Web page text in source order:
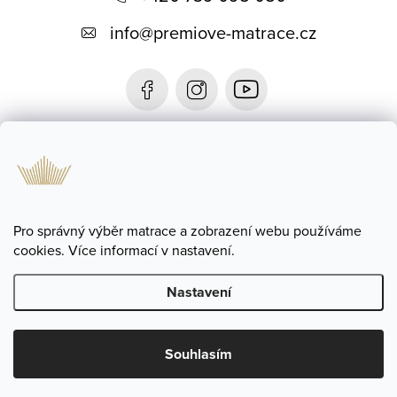
Pro správný výběr matrace a zobrazení webu používáme
cookies. Více informací v nastavení.
Nastavení
Souhlasím
í
Informace
info@premiove-matrace.cz
Copyright 2026Prémiové Matrace. Všechna práva vyhrazena.